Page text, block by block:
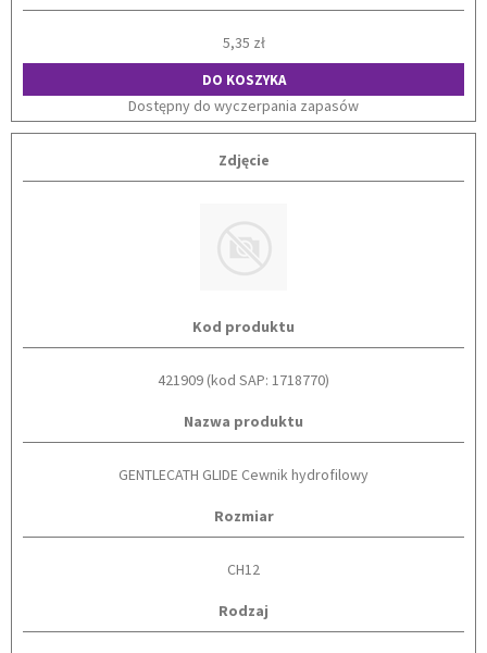
5,35 zł
DO KOSZYKA
Dostępny do wyczerpania zapasów
Zdjęcie
Kod produktu
421909 (kod SAP: 1718770)
Nazwa produktu
GENTLECATH GLIDE Cewnik hydrofilowy
Rozmiar
CH12
Rodzaj